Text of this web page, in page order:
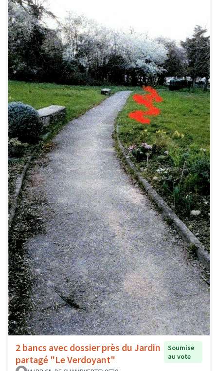
2 bancs avec dossier près du Jardin
partagé "Le Verdoyant"
Soumise
au vote